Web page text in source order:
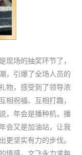
现场的抽奖环节了，
，引爆了全场人员的
物，感受到了领导浓
相祝福、互相打趣，
，年会是播种机，播
会又是加油站，让我
更坚实有力的步伐。